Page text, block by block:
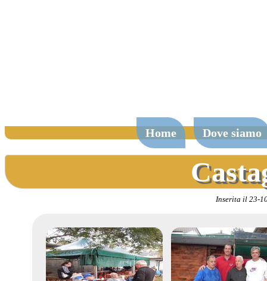
Home Dove siamo
Inserita il 23-